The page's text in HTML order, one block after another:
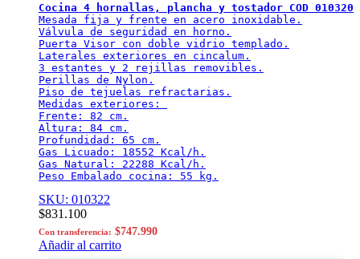
Cocina 4 hornallas, plancha y tostador COD 010320
Mesada fija y frente en acero inoxidable.
Válvula de seguridad en horno.
Puerta Visor con doble vidrio templado.
Laterales exteriores en cincalum.
3 estantes y 2 rejillas removibles.
Perillas de Nylon.
Piso de tejuelas refractarias.
Medidas exteriores:
Frente: 82 cm.
Altura: 84 cm.
Profundidad: 65 cm.
Gas Licuado: 18552 Kcal/h.
Gas Natural: 22288 Kcal/h.
Peso Embalado cocina: 55 kg.
SKU: 010322
$831.100
Con transferencia: $747.990
Añadir al carrito